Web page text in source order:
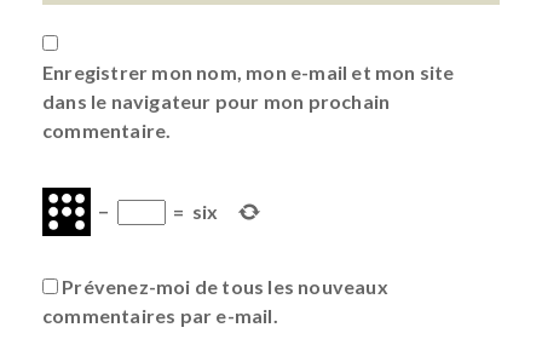
Enregistrer mon nom, mon e-mail et mon site
dans le navigateur pour mon prochain
commentaire.
− = six
Prévenez-moi de tous les nouveaux
commentaires par e-mail.